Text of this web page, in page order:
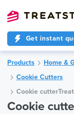
Get instant
Products Home &
Cookie Cutters
Cookie
Cookie